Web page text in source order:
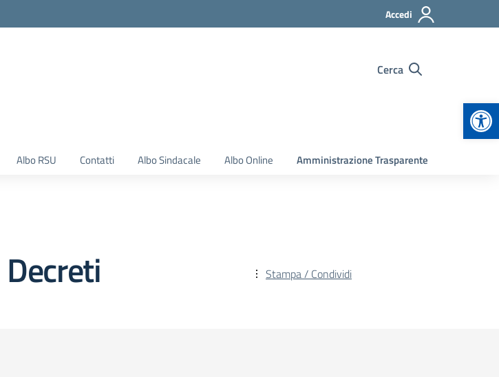
Accedi
Cerca
Albo RSU Contatti Albo Sindacale Albo Online Amministrazione Trasparente
Decreti Stampa / Condividi